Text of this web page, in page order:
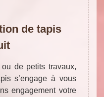
de tapis
ou de petits travaux,
s’engage à vous
engagement votre